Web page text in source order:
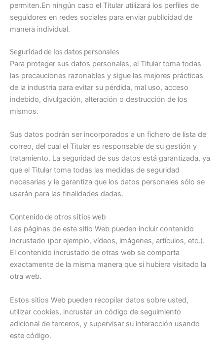
permiten.En ningún caso el Titular utilizará los perfiles de
seguidores en redes sociales para enviar publicidad de
manera individual.
Seguridad de los datos personales
Para proteger sus datos personales, el Titular toma todas
las precauciones razonables y sigue las mejores prácticas
de la industria para evitar su pérdida, mal uso, acceso
indebido, divulgación, alteración o destrucción de los
mismos.
Sus datos podrán ser incorporados a un fichero de lista de
correo, del cual el Titular es responsable de su gestión y
tratamiento. La seguridad de sus datos está garantizada, ya
que el Titular toma todas las medidas de seguridad
necesarias y le garantiza que los datos personales sólo se
usarán para las finalidades dadas.
Contenido de otros sitios web
Las páginas de este sitio Web pueden incluir contenido
incrustado (por ejemplo, vídeos, imágenes, artículos, etc.).
El contenido incrustado de otras web se comporta
exactamente de la misma manera que si hubiera visitado la
otra web.
Estos sitios Web pueden recopilar datos sobre usted,
utilizar cookies, incrustar un código de seguimiento
adicional de terceros, y supervisar su interacción usando
este código.